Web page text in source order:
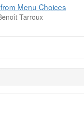
Menu Choices
Tarroux